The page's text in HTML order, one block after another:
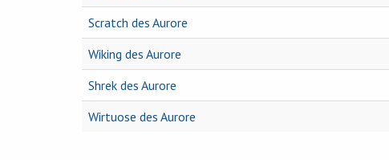
Scratch des Aurore
Wiking des Aurore
Shrek des Aurore
Wirtuose des Aurore